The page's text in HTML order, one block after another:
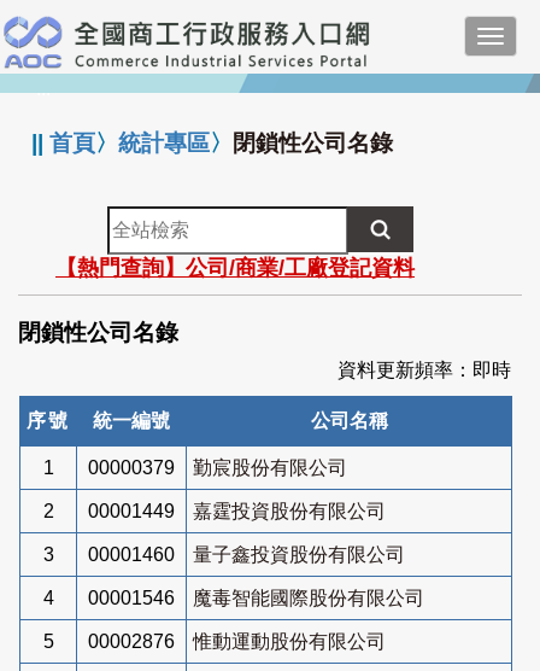
跳
到
主
要
:::
||首頁〉統計專區〉 閉鎖性公司名錄
全
站
檢
索
【熱門查詢】公司/商業/工廠登記資料
閉鎖性公司名錄
資料更新頻率：即時
序號 統一編號 公司名稱
1 00000379 勤宸股份有限公司
2 00001449 嘉霆投資股份有限公司
3 00001460 量子鑫投資股份有限公司
4 00001546 魔毒智能國際股份有限公司
5 00002876 惟動運動股份有限公司